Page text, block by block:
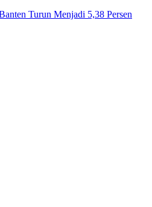
Turun Menjadi 5,38 Persen